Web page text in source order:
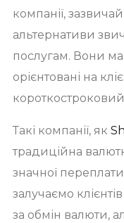
компанії,
альтернативи
послугам. Вони
орієнтовані на
Такі компанії, як
традиційна
значної
залучаємо
за обмін валюти,